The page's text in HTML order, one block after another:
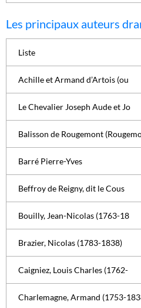
Les principaux auteurs
Liste
Achille et Armand d’Artois (ou
Le Chevalier Joseph Aude et Jo
Balisson de Rougemont
Barré Pierre-Yves
Beffroy de Reigny, dit le Cous
Bouilly, Jean-Nicolas (1763-18
Brazier, Nicolas (1783-1838)
Caigniez, Louis Charles (1762-
Charlemagne, Armand (1753-